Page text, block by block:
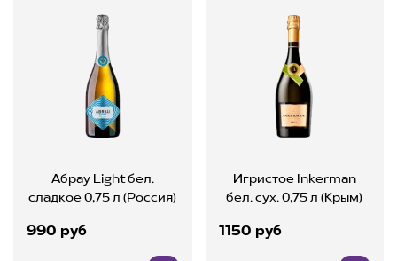
Абрау Light бел.
сладкое 0,75 л (Россия)
990 руб
Игристое Inkerman
бел. сух. 0,75 л (Крым)
1150 руб